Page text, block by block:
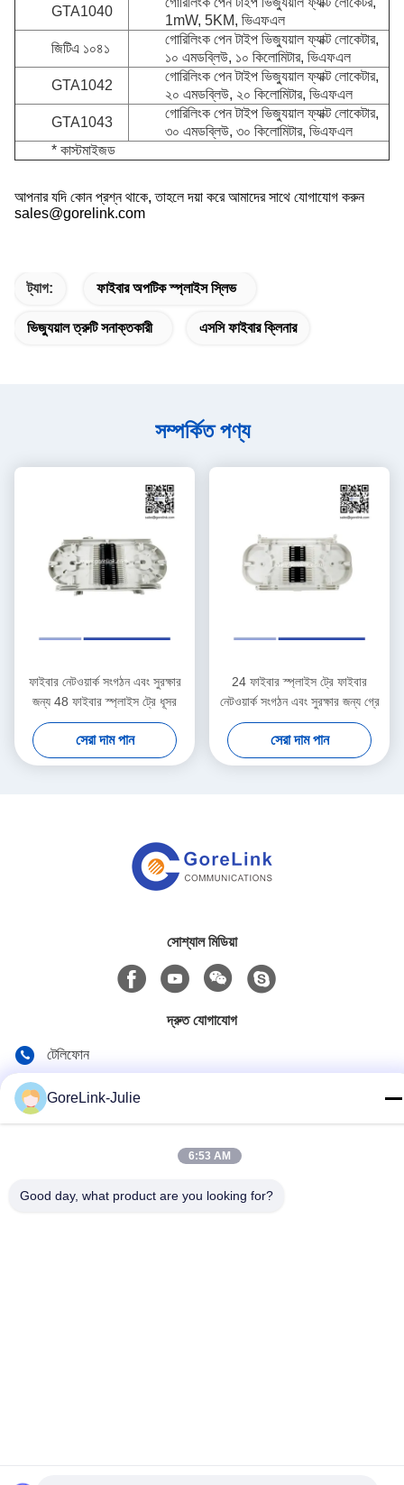
GTA1040
1mW, 5KM, ভিএফএল
জিটিএ ১০৪১
গোরিলিংক পেন টাইপ ভিজ্যুয়াল ফ্যাক্ট লোকেটার,
১০ এমডব্লিউ, ১০ কিলোমিটার, ভিএফএল
GTA1042
গোরিলিংক পেন টাইপ ভিজ্যুয়াল ফ্যাক্ট লোকেটার,
২০ এমডব্লিউ, ২০ কিলোমিটার, ভিএফএল
GTA1043
গোরিলিংক পেন টাইপ ভিজ্যুয়াল ফ্যাক্ট লোকেটার,
৩০ এমডব্লিউ, ৩০ কিলোমিটার, ভিএফএল
* কাস্টমাইজড
আপনার যদি কোন প্রশ্ন থাকে, তাহলে দয়া করে আমাদের সাথে যোগাযোগ করুন
sales@gorelink.com
ট্যাগ: ফাইবার অপটিক স্প্লাইস স্লিভ
ভিজ্যুয়াল ত্রুটি সনাক্তকারী এসসি ফাইবার ক্লিনার
সম্পর্কিত পণ্য
ফাইবার নেটওয়ার্ক সংগঠন এবং সুরক্ষার
জন্য 48 ফাইবার স্প্লাইস ট্রে ধূসর
সেরা দাম পান
24 ফাইবার স্প্লাইস ট্রে ফাইবার
নেটওয়ার্ক সংগঠন এবং সুরক্ষার জন্য গ্রে
সেরা দাম পান
সোশ্যাল মিডিয়া
দ্রুত যোগাযোগ
টেলিফোন
৪ এফ, বিল্ডিং ই, শেনটু সেন্টার, ১ নং হুইলং রোড, লংগাং জেলা, শেঞ্জেন, চীন
GoreLink-Julie
6:53 AM
Good day, what product are you looking for?